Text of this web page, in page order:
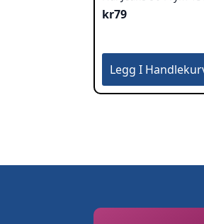
kr79
Legg I